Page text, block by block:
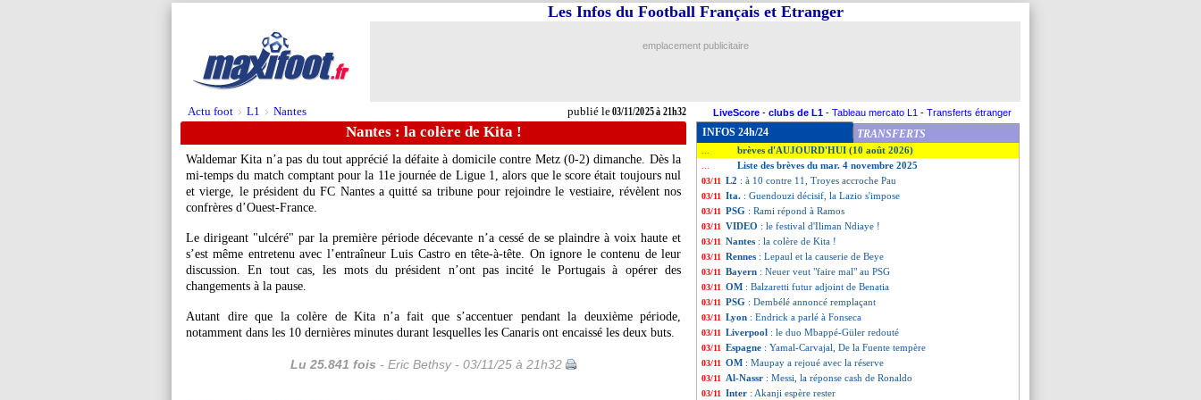
Actu foot > L1 > Nantes publié le03/11/2025 à 21h32
Les Infos du Football Français et Etranger
emplacement publicitaire
LiveScore - clubs de L1 - Tableau mercato L1 - Transferts étranger
Nantes : la colère de Kita !
Waldemar Kita n’a pas du tout apprécié la défaite à domicile contre Metz (0-2) dimanche. Dès la
mi-temps du match comptant pour la 11e journée de Ligue 1, alors que le score était toujours nul
et vierge, le président du FC Nantes a quitté sa tribune pour rejoindre le vestiaire, révèlent nos
confrères d’Ouest-France.
Le dirigeant "ulcéré" par la première période décevante n’a cessé de se plaindre à voix haute et
s’est même entretenu avec l’entraîneur Luis Castro en tête-à-tête. On ignore le contenu de leur
discussion. En tout cas, les mots du président n’ont pas incité le Portugais à opérer des
changements à la pause.
Autant dire que la colère de Kita n’a fait que s’accentuer pendant la deuxième période,
notamment dans les 10 dernières minutes durant lesquelles les Canaris ont encaissé les deux buts.
Lu 25.841 fois - Eric Bethsy - 03/11/25 à 21h32
INFOS 24h/24 TRANSFERTS
brèves d'AUJOURD'HUI (10 août 2026)
Liste des brèves du mar. 4 novembre 2025
03/11 L2 : à 10 contre 11, Troyes accroche Pau
03/11 Ita. : Guendouzi décisif, la Lazio s'impose
03/11 PSG : Rami répond à Ramos
03/11 VIDEO : le festival d'Iliman Ndiaye !
03/11 Nantes : la colère de Kita !
03/11 Rennes : Lepaul et la causerie de Beye
03/11 Bayern : Neuer veut "faire mal" au PSG
03/11 OM : Balzaretti futur adjoint de Benatia
03/11 PSG : Dembélé annoncé remplaçant
03/11 Lyon : Endrick a parlé à Fonseca
03/11 Liverpool : le duo Mbappé-Güler redouté
03/11 Espagne : Yamal-Carvajal, De la Fuente tempère
03/11 OM : Maupay a rejoué avec la réserve
03/11 Al-Nassr : Messi, la réponse cash de Ronaldo
03/11 Inter : Akanji espère rester